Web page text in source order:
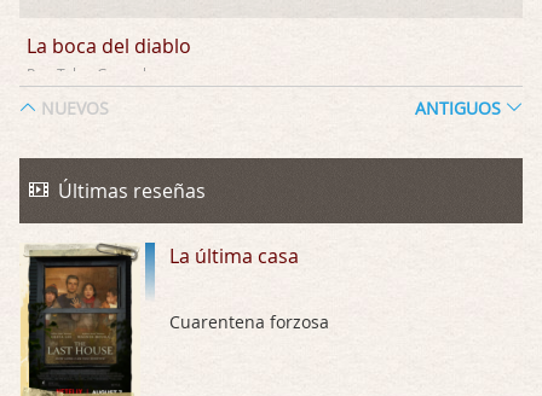
La boca del diablo
Por: Talan Gwynek
La Odisea
Por: Talan Gwynek
La Odisea
Por: Draghann
No sé si entrar en polémicas con respect …
Trance
NUEVOS ANTIGUOS
Últimas reseñas
La última casa
Cuarentena forzosa